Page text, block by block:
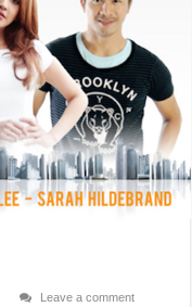
Leave a comment